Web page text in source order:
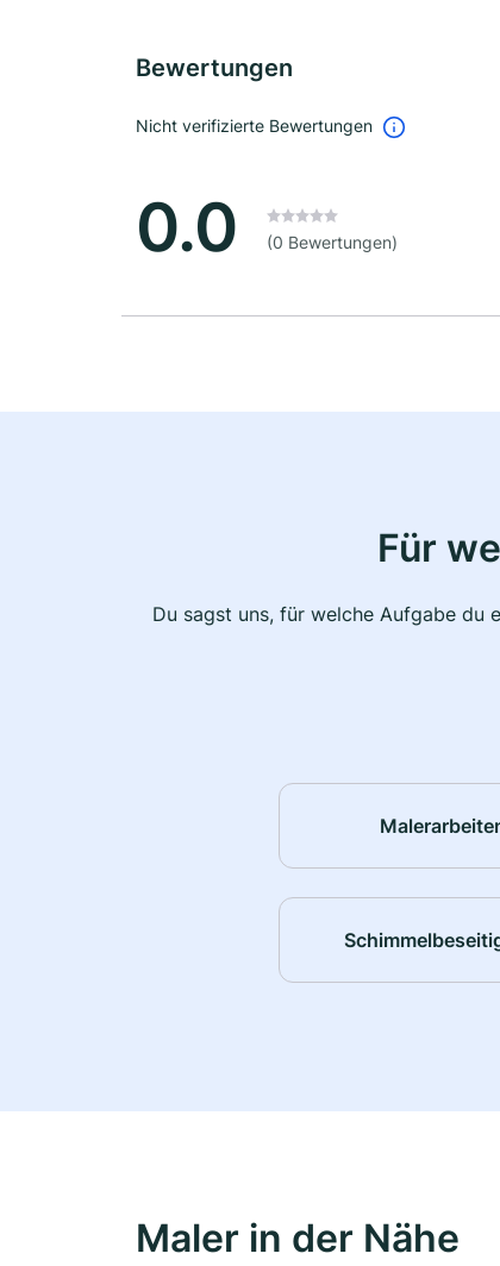
Bewertungen
Nicht verifizierte Bewertungen
0.0 (0 Bewertungen)
Für
Du sagst uns, für welche Aufgabe du
Maler in der Nähe